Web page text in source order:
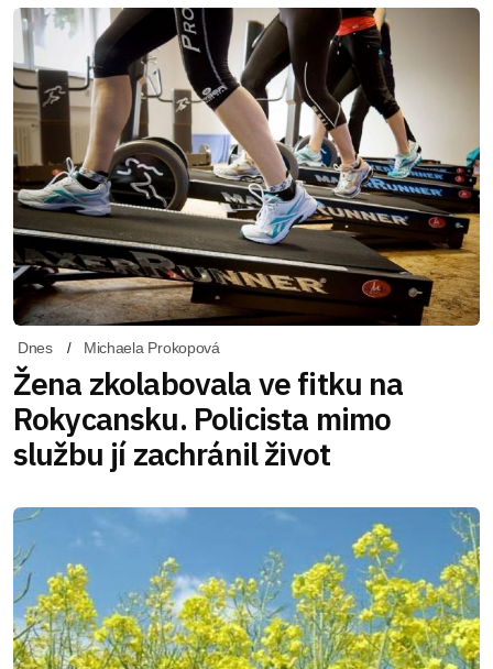
Dnes Michaela Prokopová
Žena zkolabovala ve fitku na
Rokycansku. Policista mimo
službu jí zachránil život